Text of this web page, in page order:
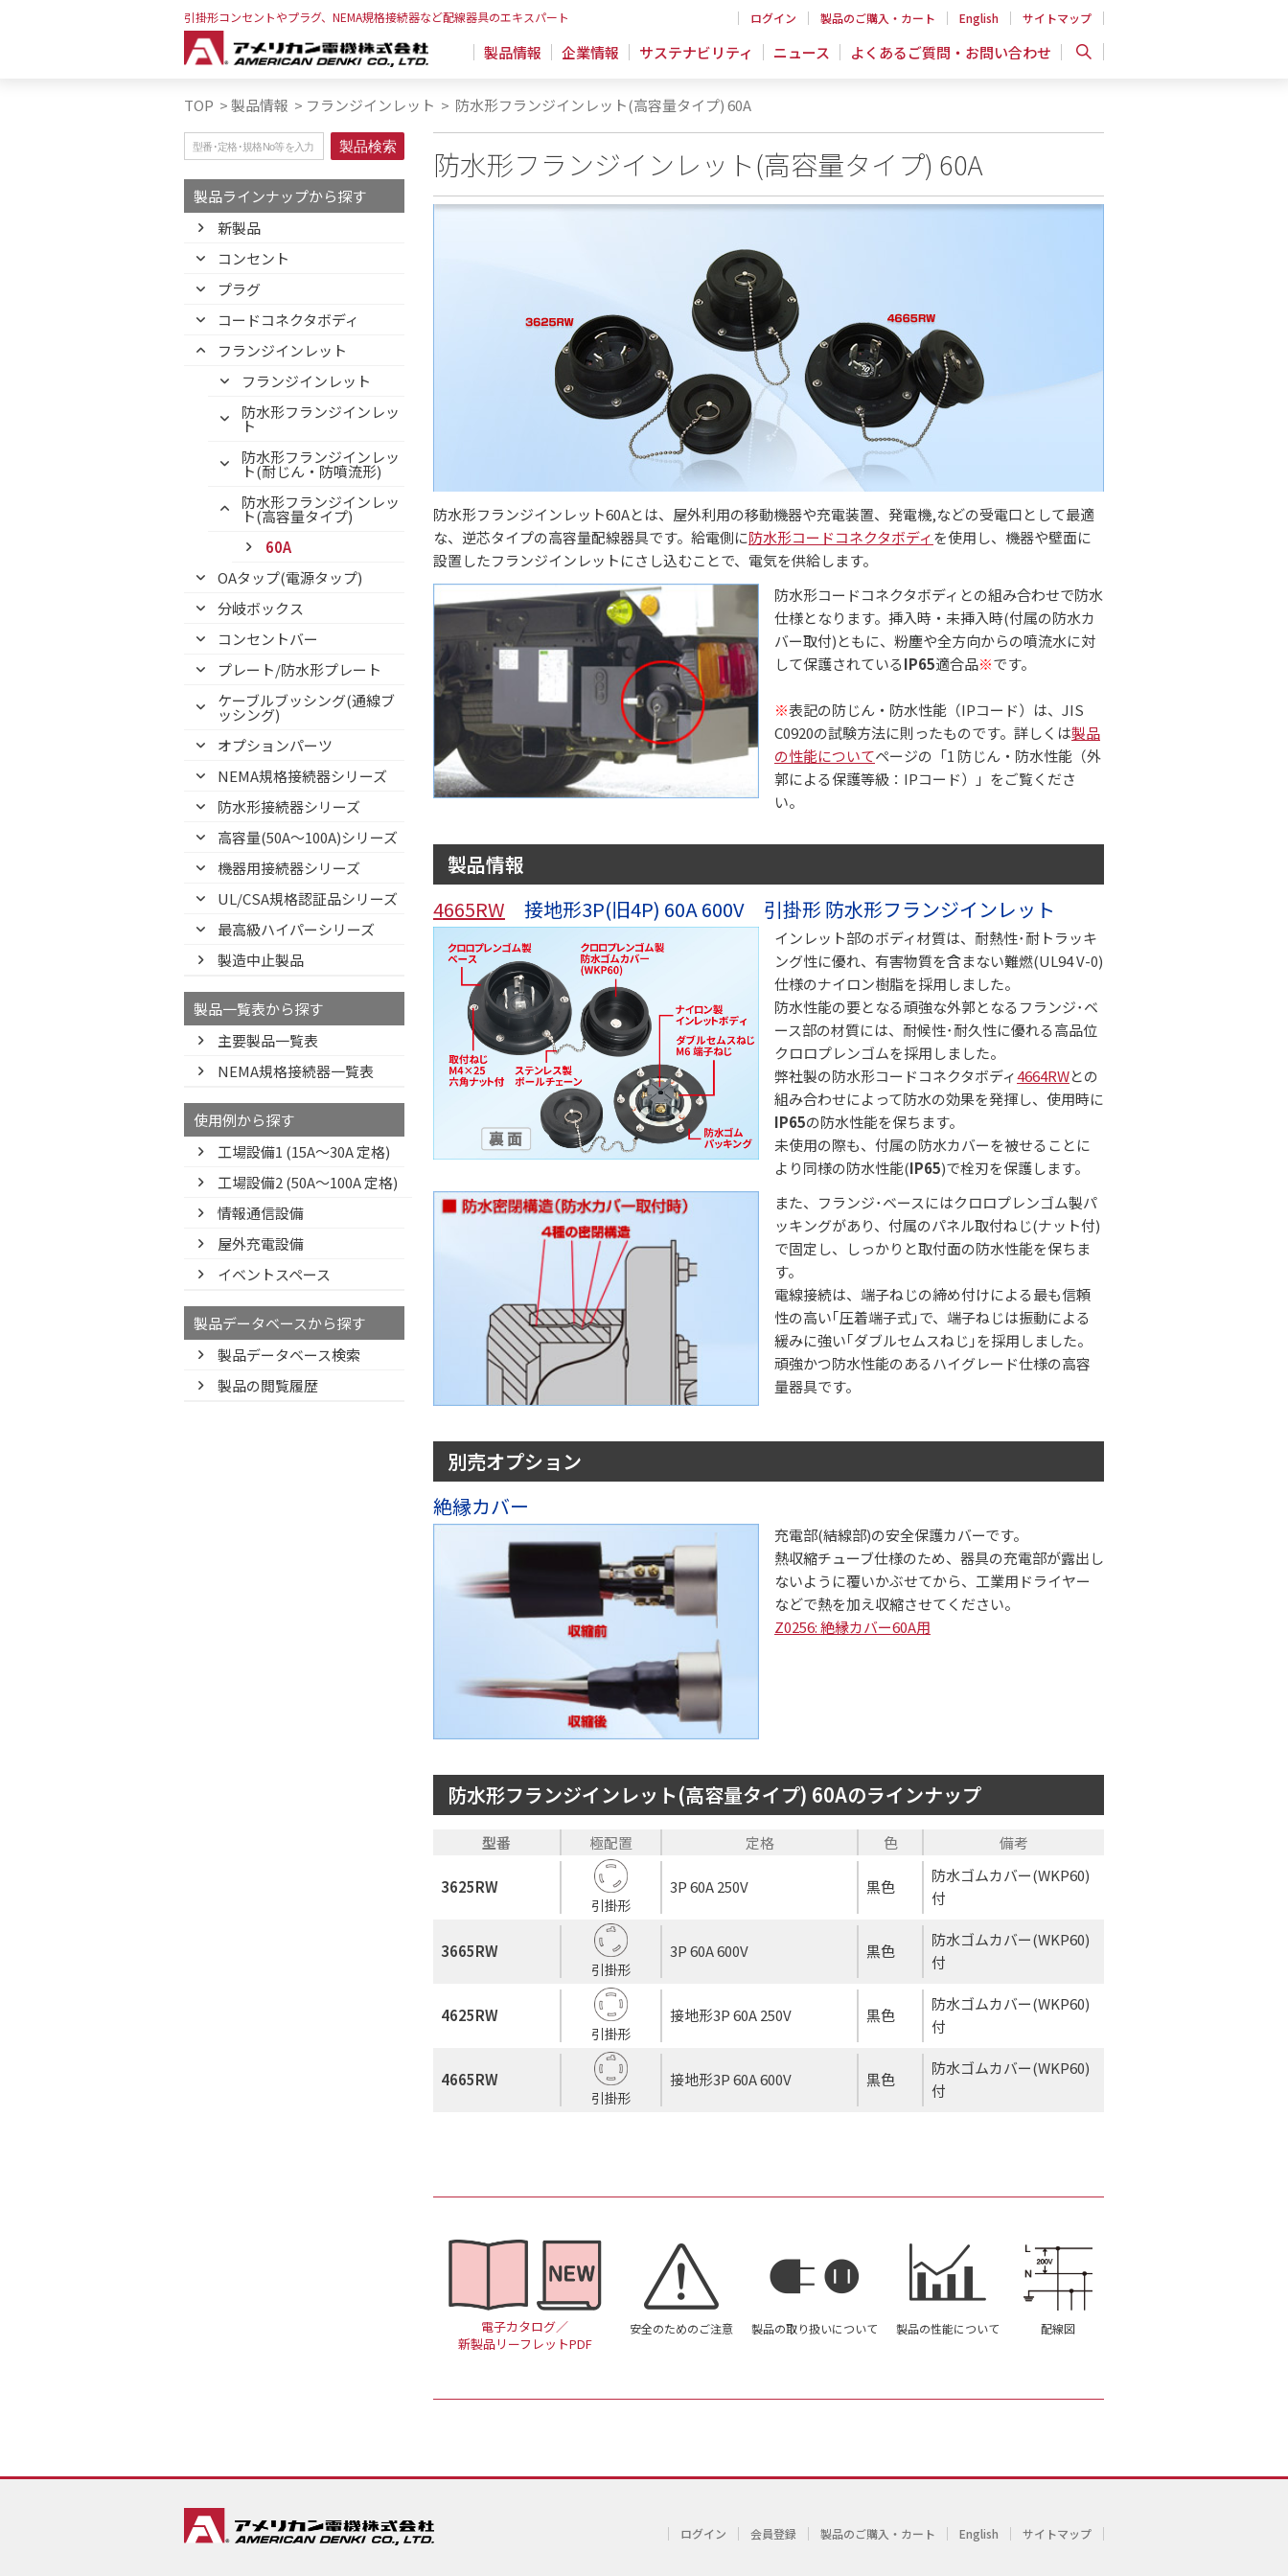
引掛形コンセントやプラグ、NEMA規格接続器など配線器具のエキスパート ログイン 製品のご購入・カート English サイトマップ
製品情報 企業情報 サステナビリティ ニュース よくあるご質問・お問い合わせ
TOP >製品情報 > フランジインレット > 防水形フランジインレット(高容量タイプ) 60A
製品ラインナップから探す
新製品
コンセント
プラグ
コードコネクタボディ
フランジインレット
フランジインレット
防水形フランジインレッ
ト
防水形フランジインレッ
ト(耐じん・防噴流形)
防水形フランジインレッ
ト(高容量タイプ)
60A
OAタップ(電源タップ)
分岐ボックス
コンセントバー
プレート/防水形プレート
ケーブルブッシング(通線ブ
ッシング)
オプションパーツ
NEMA規格接続器シリーズ
防水形接続器シリーズ
高容量(50A～100A)シリーズ
機器用接続器シリーズ
UL/CSA規格認証品シリーズ
最高級ハイパーシリーズ
製造中止製品
製品一覧表から探す
主要製品一覧表
NEMA規格接続器一覧表
使用例から探す
工場設備1 (15A〜30A 定格)
工場設備2 (50A〜100A 定格)
情報通信設備
屋外充電設備
イベントスペース
製品データベースから探す
製品データベース検索
製品の閲覧履歴
防水形フランジインレット(高容量タイプ) 60A
防水形フランジインレット60Aとは、屋外利用の移動機器や充電装置、発電機,などの受電口として最適
な、逆芯タイプの高容量配線器具です。給電側に防水形コードコネクタボディを使用し、機器や壁面に
設置したフランジインレットにさし込むことで、電気を供給します。
防水形コードコネクタボディとの組み合わせで防水
仕様となります。挿入時・未挿入時(付属の防水カ
バー取付)ともに、粉塵や全方向からの噴流水に対
して保護されているIP65適合品※です。
※表記の防じん・防水性能（IPコード）は、JIS
C0920の試験方法に則ったものです。詳しくは製品
の性能についてページの「1 防じん・防水性能（外
郭による保護等級：IPコード）」をご覧くださ
い。
製品情報
4665RW 接地形3P(旧4P) 60A 600V 引掛形 防水形フランジインレット
インレット部のボディ材質は、耐熱性･耐トラッキ
ング性に優れ、有害物質を含まない難燃(UL94 V-0)
仕様のナイロン樹脂を採用しました。
防水性能の要となる頑強な外郭となるフランジ･ベ
ース部の材質には、耐候性･耐久性に優れる高品位
クロロプレンゴムを採用しました。
弊社製の防水形コードコネクタボディ4664RWとの
組み合わせによって防水の効果を発揮し、使用時に
IP65の防水性能を保ちます。
未使用の際も、付属の防水カバーを被せることに
より同様の防水性能(IP65)で栓刃を保護します。
また、フランジ･ベースにはクロロプレンゴム製パ
ッキングがあり、付属のパネル取付ねじ(ナット付)
で固定し、しっかりと取付面の防水性能を保ちま
す。
電線接続は、端子ねじの締め付けによる最も信頼
性の高い｢圧着端子式｣で、端子ねじは振動による
緩みに強い｢ダブルセムスねじ｣を採用しました。
頑強かつ防水性能のあるハイグレード仕様の高容
量器具です。
別売オプション
絶縁カバー
充電部(結線部)の安全保護カバーです。
熱収縮チューブ仕様のため、器具の充電部が露出し
ないように覆いかぶせてから、工業用ドライヤー
などで熱を加え収縮させてください。
Z0256: 絶縁カバー60A用
防水形フランジインレット(高容量タイプ) 60Aのラインナップ
型番 極配置 定格 色 備考
3625RW
引掛形
3P 60A 250V 黒色
防水ゴムカバー(WKP60)
付
3665RW
引掛形
3P 60A 600V 黒色
防水ゴムカバー(WKP60)
付
4625RW
引掛形
接地形3P 60A 250V 黒色
防水ゴムカバー(WKP60)
付
4665RW
引掛形
接地形3P 60A 600V 黒色
防水ゴムカバー(WKP60)
付
電子カタログ／
新製品リーフレットPDF
安全のためのご注意 製品の取り扱いについて 製品の性能について 配線図
ログイン 会員登録 製品のご購入・カート English サイトマップ